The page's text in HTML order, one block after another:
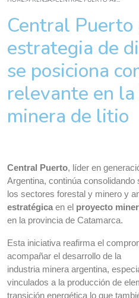
Central Puerto
estrategia de
se posiciona
relevante en
minera de litio
Central Puerto, líder en
Argentina, continúa
los sectores forestal y minero y
estratégica en el proyecto
en la provincia de Catamarca.
Esta iniciativa reafirma el
acompañar el desarrollo de la
industria minera argentina,
vinculados a la producción de
transición energética lo que